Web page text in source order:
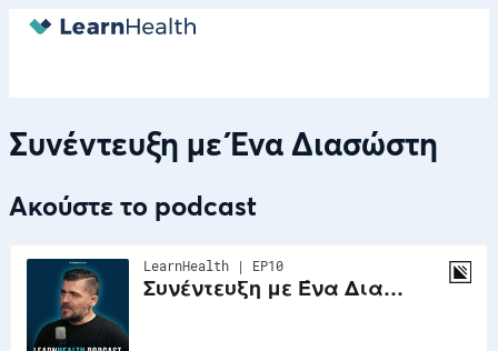
Συνέντευξη με Ένα Διασώστη
Ακούστε το podcast